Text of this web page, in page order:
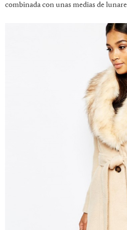
combinada con unas medias de